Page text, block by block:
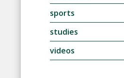
sports
studies
videos